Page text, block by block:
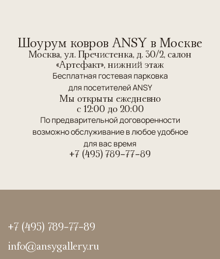
Шоурум ковров ANSY в Москве
Москва, ул. Пречистенка, д. 30/2, салон
«Артефакт», нижний этаж
Бесплатная гостевая парковка
для посетителей ANSY
Мы открыты ежедневно
c 12:00 до 20:00
По предварительной договоренности
возможно обслуживание в любое удобное
для вас время
+7 (495) 789-77-89
+7 (495) 789-77-89
info@ansygallery.ru